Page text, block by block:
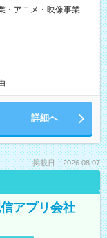
・アニメ・映像事業
詳細へ
掲載日：2026.08.07
アプリ会社